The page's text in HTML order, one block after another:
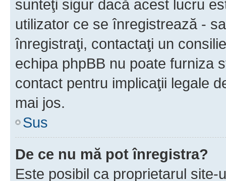
sunteţi sigur dacă acest lucru
utilizator ce se înregistrează -
înregistraţi, contactaţi un
echipa phpBB nu poate furniza
contact pentru implicaţii legale
mai jos.
Sus
De ce nu mă pot înregistra?
Este posibil ca proprietarul